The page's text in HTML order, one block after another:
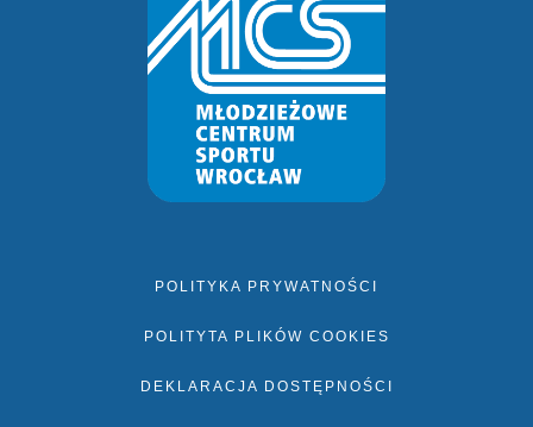
POLITYKA PRYWATNOŚCI
POLITYTA PLIKÓW COOKIES
DEKLARACJA DOSTĘPNOŚCI